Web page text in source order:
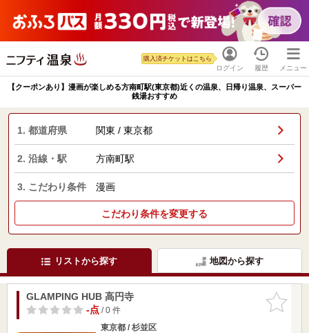
ログイン
購入済チケットはこちら
履歴 メニュー
【クーポンあり】漫画が楽しめる方南町駅(東京都)近くの温泉、日帰り温泉、スーパー
銭湯おすすめ
1. 都道府県 関東 / 東京都
2. 沿線・駅 方南町駅
3. こだわり条件 漫画
こだわり条件を変更する
リストから探す 地図から探す
お気に入
りに追加
GLAMPING HUB 高円寺
-点/ 0 件
東京都 / 杉並区